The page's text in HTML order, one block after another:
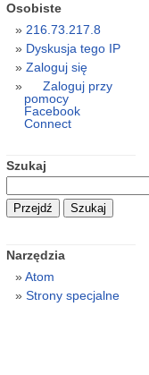
Osobiste
216.73.217.8
Dyskusja tego IP
Zaloguj się
Zaloguj przy
pomocy
Facebook
Connect
Szukaj
Narzędzia
Atom
Strony specjalne